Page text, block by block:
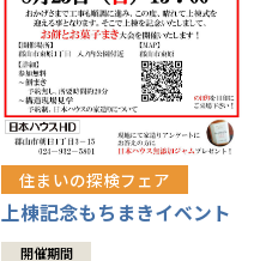
住まいの探検フェア
上棟記念もちまきイベント
開催期間